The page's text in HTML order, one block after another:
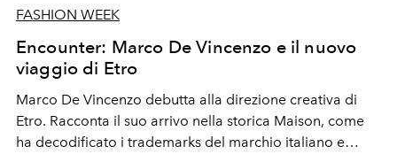
FASHION WEEK
Encounter: Marco De Vincenzo e il nuovo
viaggio di Etro
Marco De Vincenzo debutta alla direzione creativa di
Etro. Racconta il suo arrivo nella storica Maison, come
ha decodificato i trademarks del marchio italiano e